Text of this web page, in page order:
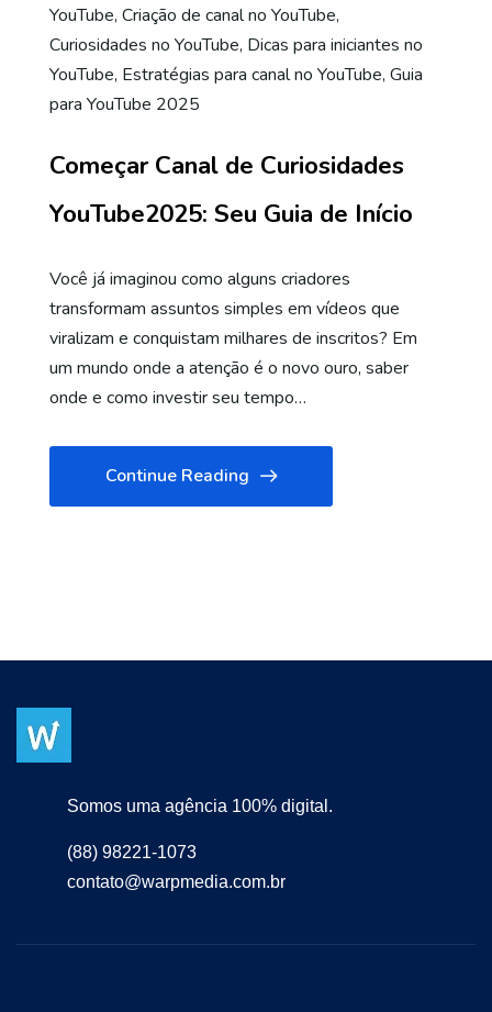
YouTube, Criação de canal no YouTube,
Curiosidades no YouTube, Dicas para iniciantes no
YouTube, Estratégias para canal no YouTube, Guia
para YouTube 2025
Começar Canal de Curiosidades
YouTube2025: Seu Guia de Início
Você já imaginou como alguns criadores
transformam assuntos simples em vídeos que
viralizam e conquistam milhares de inscritos? Em
um mundo onde a atenção é o novo ouro, saber
onde e como investir seu tempo…
Continue Reading
Somos uma agência 100% digital.
(88) 98221-1073
contato@warpmedia.com.br